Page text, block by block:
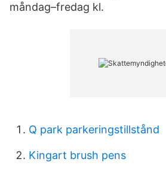
måndag–fredag kl.
Q park parkeringstillstånd
Kingart brush pens